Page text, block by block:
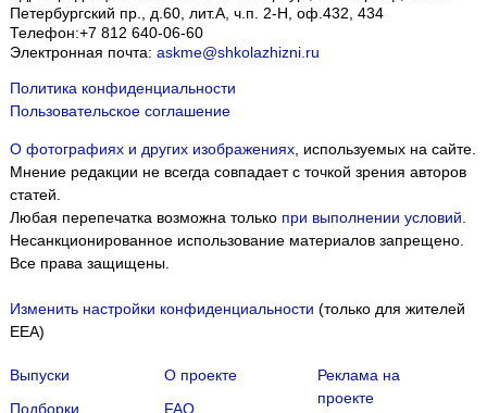
Петербургский пр., д.60, лит.А, ч.п. 2-Н, оф.432, 434
Телефон:+7 812 640-06-60
Электронная почта: askme@shkolazhizni.ru
Политика конфиденциальности
Пользовательское соглашение
О фотографиях и других изображениях, используемых на сайте.
Мнение редакции не всегда совпадает с точкой зрения авторов
статей.
Любая перепечатка возможна только при выполнении условий.
Несанкционированное использование материалов запрещено.
Все права защищены.
Изменить настройки конфиденциальности (только для жителей
EEA)
Выпуски
Подборки
О проекте
FAQ
Реклама на
проекте